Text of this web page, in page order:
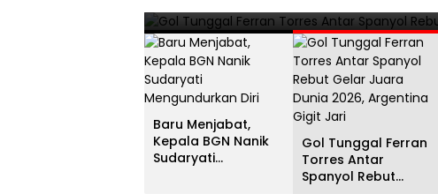
Baru Menjabat,
Kepala BGN Nanik
Sudaryati
Gol Tunggal Ferran
Torres Antar
Spanyol Rebut